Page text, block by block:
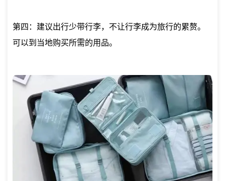
第四：建议出行少带行李，不让行李成为旅行的累赘。
可以到当地购买所需的用品。